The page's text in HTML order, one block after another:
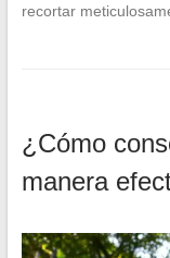
recortar
¿Cómo
manera